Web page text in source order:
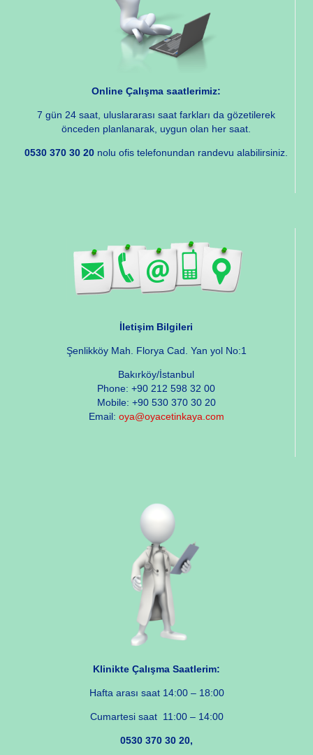
Online Çalışma saatlerimiz:
7 gün 24 saat, uluslararası saat farkları da gözetilerek
önceden planlanarak, uygun olan her saat.
0530 370 30 20 nolu ofis telefonundan randevu alabilirsiniz.
İletişim Bilgileri
Şenlikköy Mah. Florya Cad. Yan yol No:1
Bakırköy/İstanbul
Phone: +90 212 598 32 00
Mobile: +90 530 370 30 20
Email: oya@oyacetinkaya.com
Klinikte Çalışma Saatlerim:
Hafta arası saat 14:00 – 18:00
Cumartesi saat 11:00 – 14:00
0530 370 30 20,